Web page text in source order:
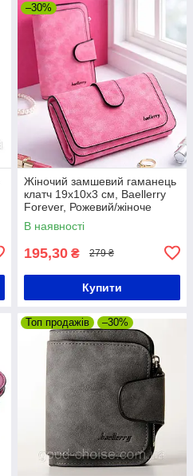
–30%
Жіночий замшевий гаманець
клатч 19х10х3 см, Baellerry
Forever, Рожевий/жіноче
портмоне/ Жіночий гаманець
В наявності
195,30 ₴ 279 ₴
Купити
Топ продажів –30%